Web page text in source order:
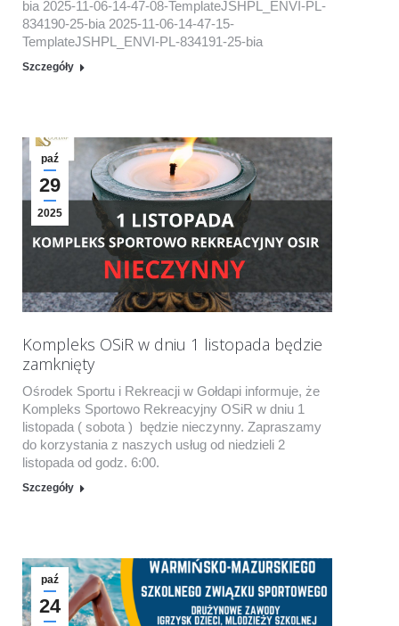
bia 2025-11-06-14-47-08-TemplateJSHPL_ENVI-PL-
834190-25-bia 2025-11-06-14-47-15-
TemplateJSHPL_ENVI-PL-834191-25-bia
Szczegóły
paź
29
2025
Kompleks OSiR w dniu 1 listopada będzie
zamknięty
Ośrodek Sportu i Rekreacji w Gołdapi informuje, że
Kompleks Sportowo Rekreacyjny OSiR w dniu 1
listopada ( sobota ) będzie nieczynny. Zapraszamy
do korzystania z naszych usług od niedzieli 2
listopada od godz. 6:00.
Szczegóły
paź
24